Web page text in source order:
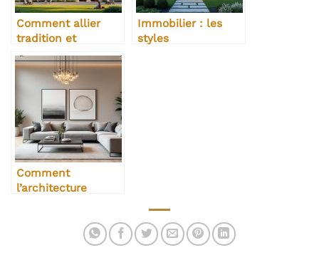
Comment allier
tradition et
modernité dans
l’immobilier
Immobilier : les
styles
Comment
l’architecture